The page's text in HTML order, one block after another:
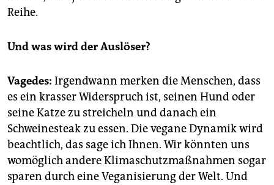
Reihe.
Und was wird der Auslöser?
Vagedes: Irgendwann merken die Menschen, dass
es ein krasser Widerspruch ist, seinen Hund oder
seine Katze zu streicheln und danach ein
Schweinesteak zu essen. Die vegane Dynamik wird
beachtlich, das sage ich Ihnen. Wir könnten uns
womöglich andere Klimaschutzmaßnahmen sogar
sparen durch eine Veganisierung der Welt. Und